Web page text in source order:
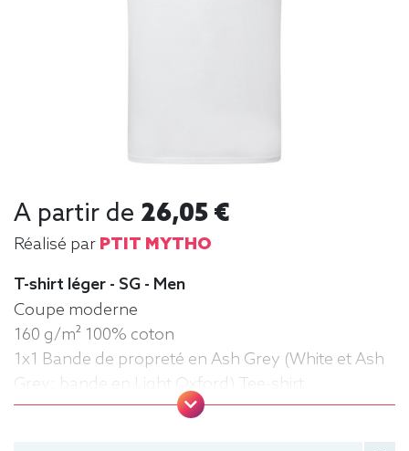
A partir de 26,05 €
Réalisé par PTIT MYTHO
T-shirt léger - SG - Men
Coupe moderne
160 g/m² 100% coton
1x1 Bande de propreté en Ash Grey (White et Ash
Grey: bande en Light Oxford) Tee-shirt,
manche courte, Léger, Homme, Col rond